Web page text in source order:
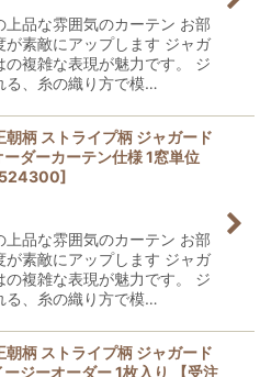
込む
上品な雰囲気のカーテン お部
が素敵にアップします ジャガ
の複雑な表現が魅力です。 ジ
る、糸の織り方で模…
朝柄 ストライプ柄 ジャガード
ダーカーテン仕様 1窓単位
524300]
上品な雰囲気のカーテン お部
が素敵にアップします ジャガ
の複雑な表現が魅力です。 ジ
る、糸の織り方で模…
朝柄 ストライプ柄 ジャガード
ジーオーダー 1枚入り 【受注